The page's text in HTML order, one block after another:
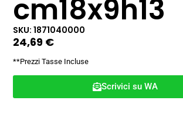
cm18x9h13
SKU: 1871040000
24,69 €
**Prezzi Tasse Incluse
Scrivici su WA